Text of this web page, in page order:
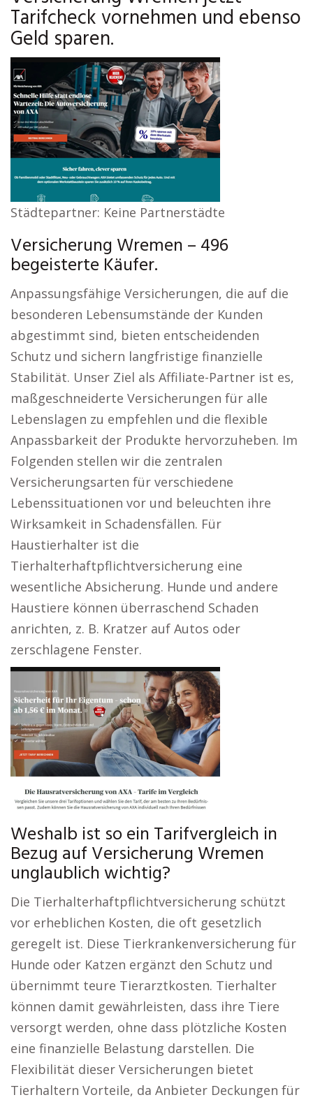
Tarifcheck vornehmen und ebenso
Geld sparen.
Städtepartner: Keine Partnerstädte
Versicherung Wremen – 496
begeisterte Käufer.
Anpassungsfähige Versicherungen, die auf die
besonderen Lebensumstände der Kunden
abgestimmt sind, bieten entscheidenden
Schutz und sichern langfristige finanzielle
Stabilität. Unser Ziel als Affiliate-Partner ist es,
maßgeschneiderte Versicherungen für alle
Lebenslagen zu empfehlen und die flexible
Anpassbarkeit der Produkte hervorzuheben. Im
Folgenden stellen wir die zentralen
Versicherungsarten für verschiedene
Lebenssituationen vor und beleuchten ihre
Wirksamkeit in Schadensfällen. Für
Haustierhalter ist die
Tierhalterhaftpflichtversicherung eine
wesentliche Absicherung. Hunde und andere
Haustiere können überraschend Schaden
anrichten, z. B. Kratzer auf Autos oder
zerschlagene Fenster.
Weshalb ist so ein Tarifvergleich in
Bezug auf Versicherung Wremen
unglaublich wichtig?
Die Tierhalterhaftpflichtversicherung schützt
vor erheblichen Kosten, die oft gesetzlich
geregelt ist. Diese Tierkrankenversicherung für
Hunde oder Katzen ergänzt den Schutz und
übernimmt teure Tierarztkosten. Tierhalter
können damit gewährleisten, dass ihre Tiere
versorgt werden, ohne dass plötzliche Kosten
eine finanzielle Belastung darstellen. Die
Flexibilität dieser Versicherungen bietet
Tierhaltern Vorteile, da Anbieter Deckungen für